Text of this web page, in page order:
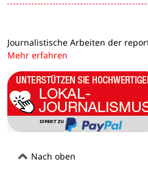
Journalistische Arbeiten der
Mehr erfahren
Nach oben